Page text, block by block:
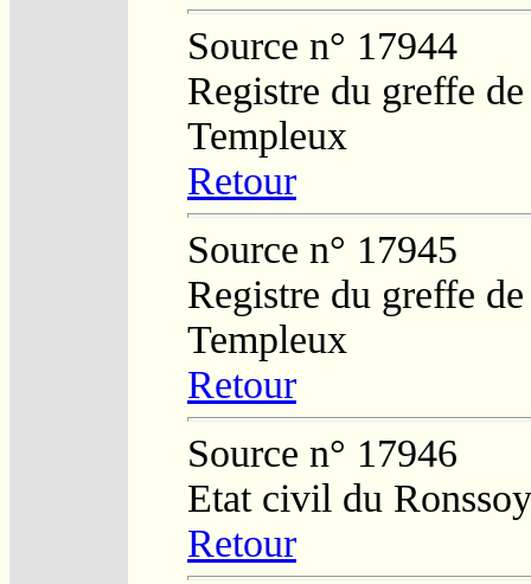
Source n° 17944
Registre du greffe
Templeux
Retour
Source n° 17945
Registre du greffe
Templeux
Retour
Source n° 17946
Etat civil du Ronssoy
Retour